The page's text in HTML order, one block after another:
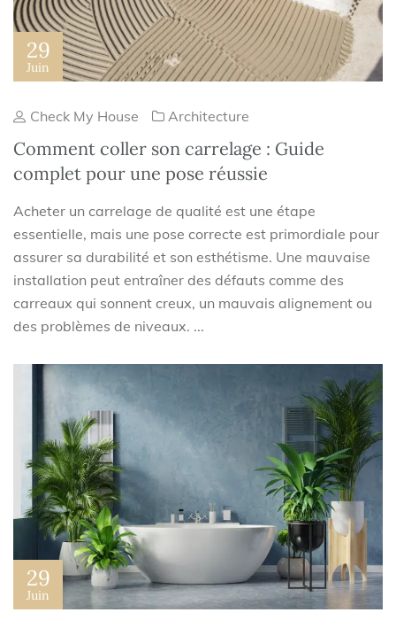
29
Juin
Check My House Architecture
Comment coller son carrelage : Guide
complet pour une pose réussie
Acheter un carrelage de qualité est une étape
essentielle, mais une pose correcte est primordiale pour
assurer sa durabilité et son esthétisme. Une mauvaise
installation peut entraîner des défauts comme des
carreaux qui sonnent creux, un mauvais alignement ou
des problèmes de niveaux. ...
29
Juin